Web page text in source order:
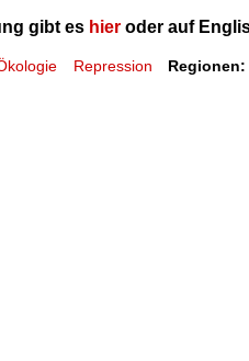
gibt es hier oder auf
Repression Regionen: